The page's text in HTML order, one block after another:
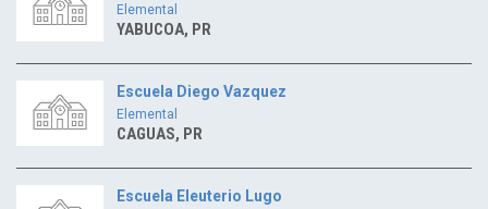
Elemental
YABUCOA, PR
Escuela Diego Vazquez
Elemental
CAGUAS, PR
Escuela Eleuterio Lugo